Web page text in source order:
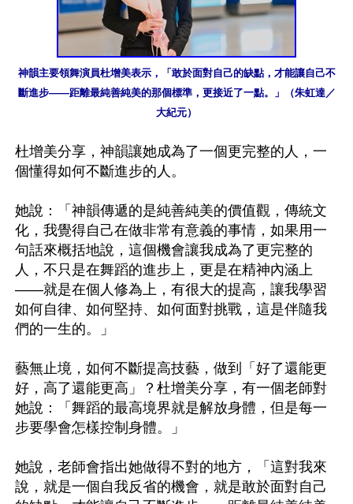
神韻主要領舞演員杜增美表示，「敢於面對自己的缺點，才能讓自己不
斷進步——距離最純善純美的那個標準，更接近了一點。」（朱虹達／
大紀元）
杜增美分享，神韻讓她成為了一個更完整的人，一
個懂得如何不斷進步的人。
她說：「神韻傳遞的是純善純美的價值觀，傳統文
化，我覺得自己在做非常有意義的事情，如果用一
句話來概括地說，這個機會讓我成為了更完整的
人，不只是在舞蹈的進步上，更是在精神內涵上
——就是在個人修為上，有很大的提高，讓我學習
如何自律、如何堅持、如何面對挑戰，這是伴隨我
們的一生的。」
藝無止境，如何不斷提高技藝，做到「好了還能更
好，高了還能更高」？杜增美分享，有一個老師對
她說：「舞蹈的最高境界就是解放身體，但是每一
步要學會怎樣控制身體。」
她說，老師會指出她做得不對的地方，「這對我來
說，就是一個自我反省的機會，就是敢於面對自己